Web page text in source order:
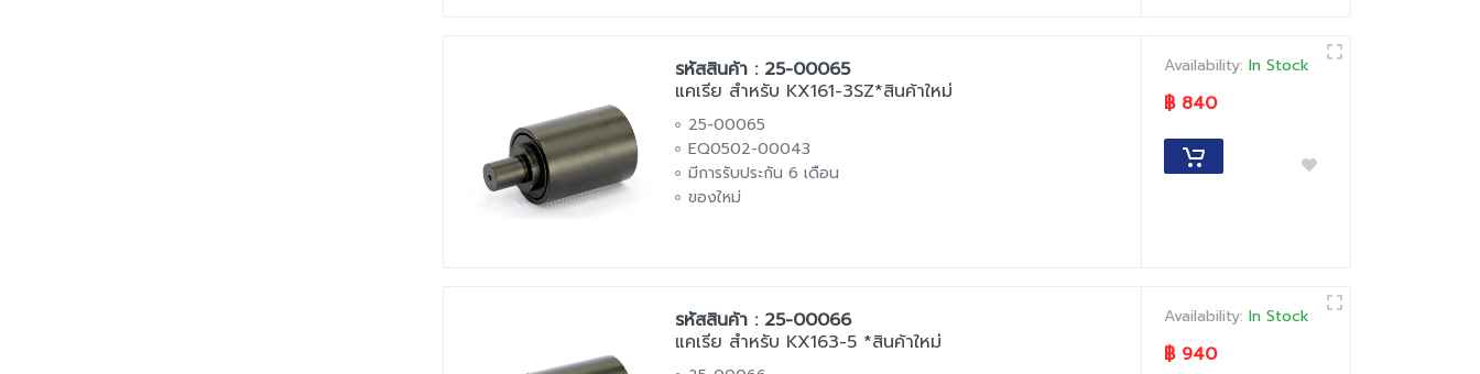
รหัสสินค้า : 25-00065
แคเรีย สำหรับ KX161-3SZ*สินค้าใหม่
25-00065
EQ0502-00043
มีการรับประกัน 6 เดือน
ของใหม่
Availability: In Stock
฿ 840
รหัสสินค้า : 25-00066
แคเรีย สำหรับ KX163-5 *สินค้าใหม่
Availability: In Stock
฿ 940